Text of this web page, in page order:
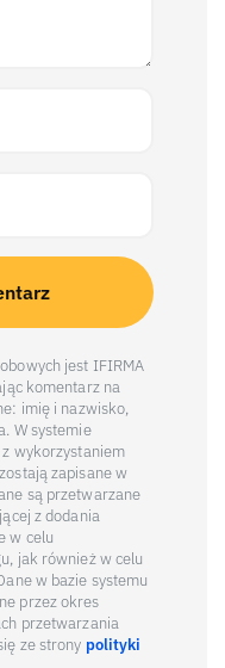
jest IFIRMA
komentarz na
imię i nazwisko,
W systemie
wykorzystaniem
zapisane w
są przetwarzane
z dodania
w celu
jak również w celu
w bazie systemu
przez okres
przetwarzania
ze strony polityki